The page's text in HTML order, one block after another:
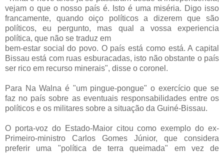
vejam o que o nosso país é. Isto é uma miséria. Digo isso
francamente, quando oiço políticos a dizerem que são
políticos, eu pergunto, mas qual a vossa experiencia
política, que não se traduz em
bem-estar social do povo. O país está como está. A capital
Bissau está com ruas esburacadas, isto não obstante o país
ser rico em recurso minerais", disse o coronel.
Para Na Walna é "um pingue-pongue" o exercício que se
faz no país sobre as eventuais responsabilidades entre os
políticos e os militares sobre a situação da Guiné-Bissau.
O porta-voz do Estado-Maior citou como exemplo do ex-
Primeiro-ministro Carlos Gomes Júnior, que considera
preferir uma "política de terra queimada" em vez de